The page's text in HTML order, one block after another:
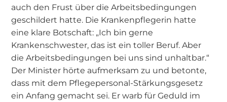
auch den Frust über die Arbeitsbedingungen
geschildert hatte. Die Krankenpflegerin hatte
eine klare Botschaft: „Ich bin gerne
Krankenschwester, das ist ein toller Beruf. Aber
die Arbeitsbedingungen bei uns sind unhaltbar.“
Der Minister hörte aufmerksam zu und betonte,
dass mit dem Pflegepersonal-Stärkungsgesetz
ein Anfang gemacht sei. Er warb für Geduld im